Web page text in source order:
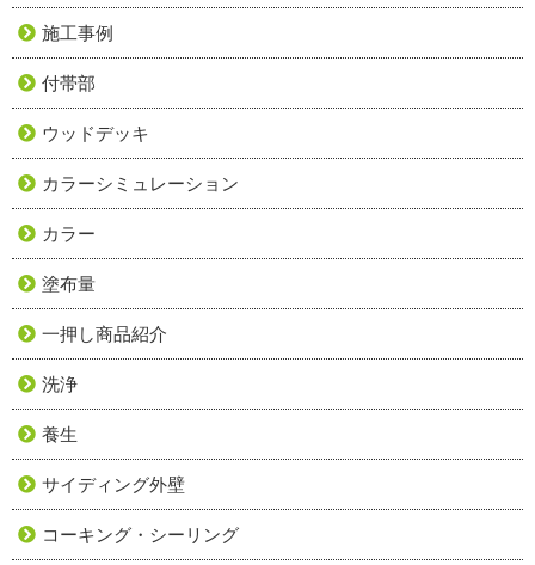
施工事例
付帯部
ウッドデッキ
カラーシミュレーション
カラー
塗布量
一押し商品紹介
洗浄
養生
サイディング外壁
コーキング・シーリング